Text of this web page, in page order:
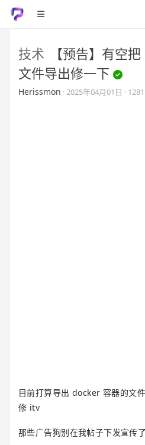
技术
【预告】有空
文件导出修一下
Herissmon ·2025年04月01日 ·
目前打算导出 docker 容器的文
修 itv
那些广告狗别在我帖子下发宣传